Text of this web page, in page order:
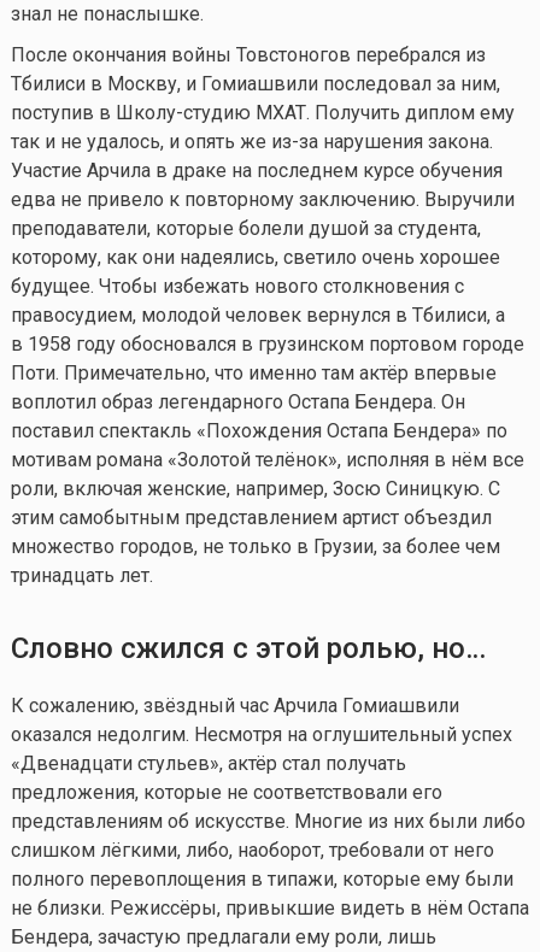
знал не понаслышке.
После окончания войны Товстоногов перебрался из
Тбилиси в Москву, и Гомиашвили последовал за ним,
поступив в Школу-студию МХАТ. Получить диплом ему
так и не удалось, и опять же из-за нарушения закона.
Участие Арчила в драке на последнем курсе обучения
едва не привело к повторному заключению. Выручили
преподаватели, которые болели душой за студента,
которому, как они надеялись, светило очень хорошее
будущее. Чтобы избежать нового столкновения с
правосудием, молодой человек вернулся в Тбилиси, а
в 1958 году обосновался в грузинском портовом городе
Поти. Примечательно, что именно там актёр впервые
воплотил образ легендарного Остапа Бендера. Он
поставил спектакль «Похождения Остапа Бендера» по
мотивам романа «Золотой телёнок», исполняя в нём все
роли, включая женские, например, Зосю Синицкую. С
этим самобытным представлением артист объездил
множество городов, не только в Грузии, за более чем
тринадцать лет.
Словно сжился с этой ролью, но…
К сожалению, звёздный час Арчила Гомиашвили
оказался недолгим. Несмотря на оглушительный успех
«Двенадцати стульев», актёр стал получать
предложения, которые не соответствовали его
представлениям об искусстве. Многие из них были либо
слишком лёгкими, либо, наоборот, требовали от него
полного перевоплощения в типажи, которые ему были
не близки. Режиссёры, привыкшие видеть в нём Остапа
Бендера, зачастую предлагали ему роли, лишь